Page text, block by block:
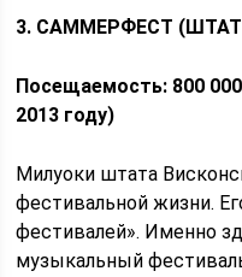
3. САММЕРФЕСТ
Посещаемость: 800
2013 году)
Милуоки штата
фестивальной жизни.
фестивалей». Именно
музыкальный